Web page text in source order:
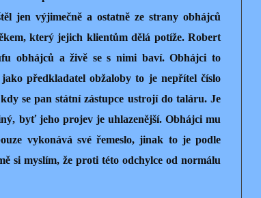
jen výjimečně a ostatně ze strany obhájců
který jejich klientům dělá potíže. Robert
obhájců a živě se s nimi baví. Obhájci to
předkladatel obžaloby to je nepřítel číslo
se pan státní zástupce ustrojí do taláru. Je
byť jeho projev je uhlazenější. Obhájci mu
vykonává své řemeslo, jinak to je podle
si myslím, že proti této odchylce od normálu